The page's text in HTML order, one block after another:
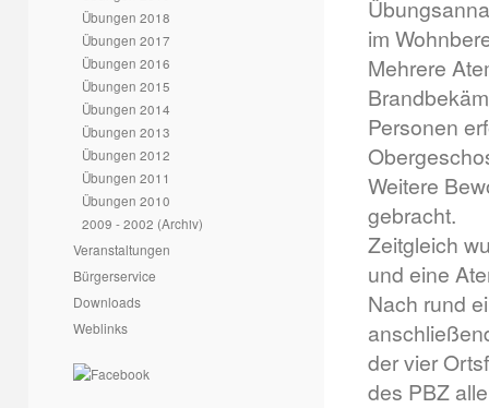
Übungen 2018
Übungen 2017
Übungen 2016
Übungen 2015
Übungen 2014
Übungen 2013
Übungen 2012
Übungen 2011
Übungen 2010
2009 - 2002 (Archiv)
Veranstaltungen
Bürgerservice
Downloads
Weblinks
im
Mehrere
Personen
Weitere
gebracht.
Zeitgleich
und eine
Nach rund
der vier
des PBZ